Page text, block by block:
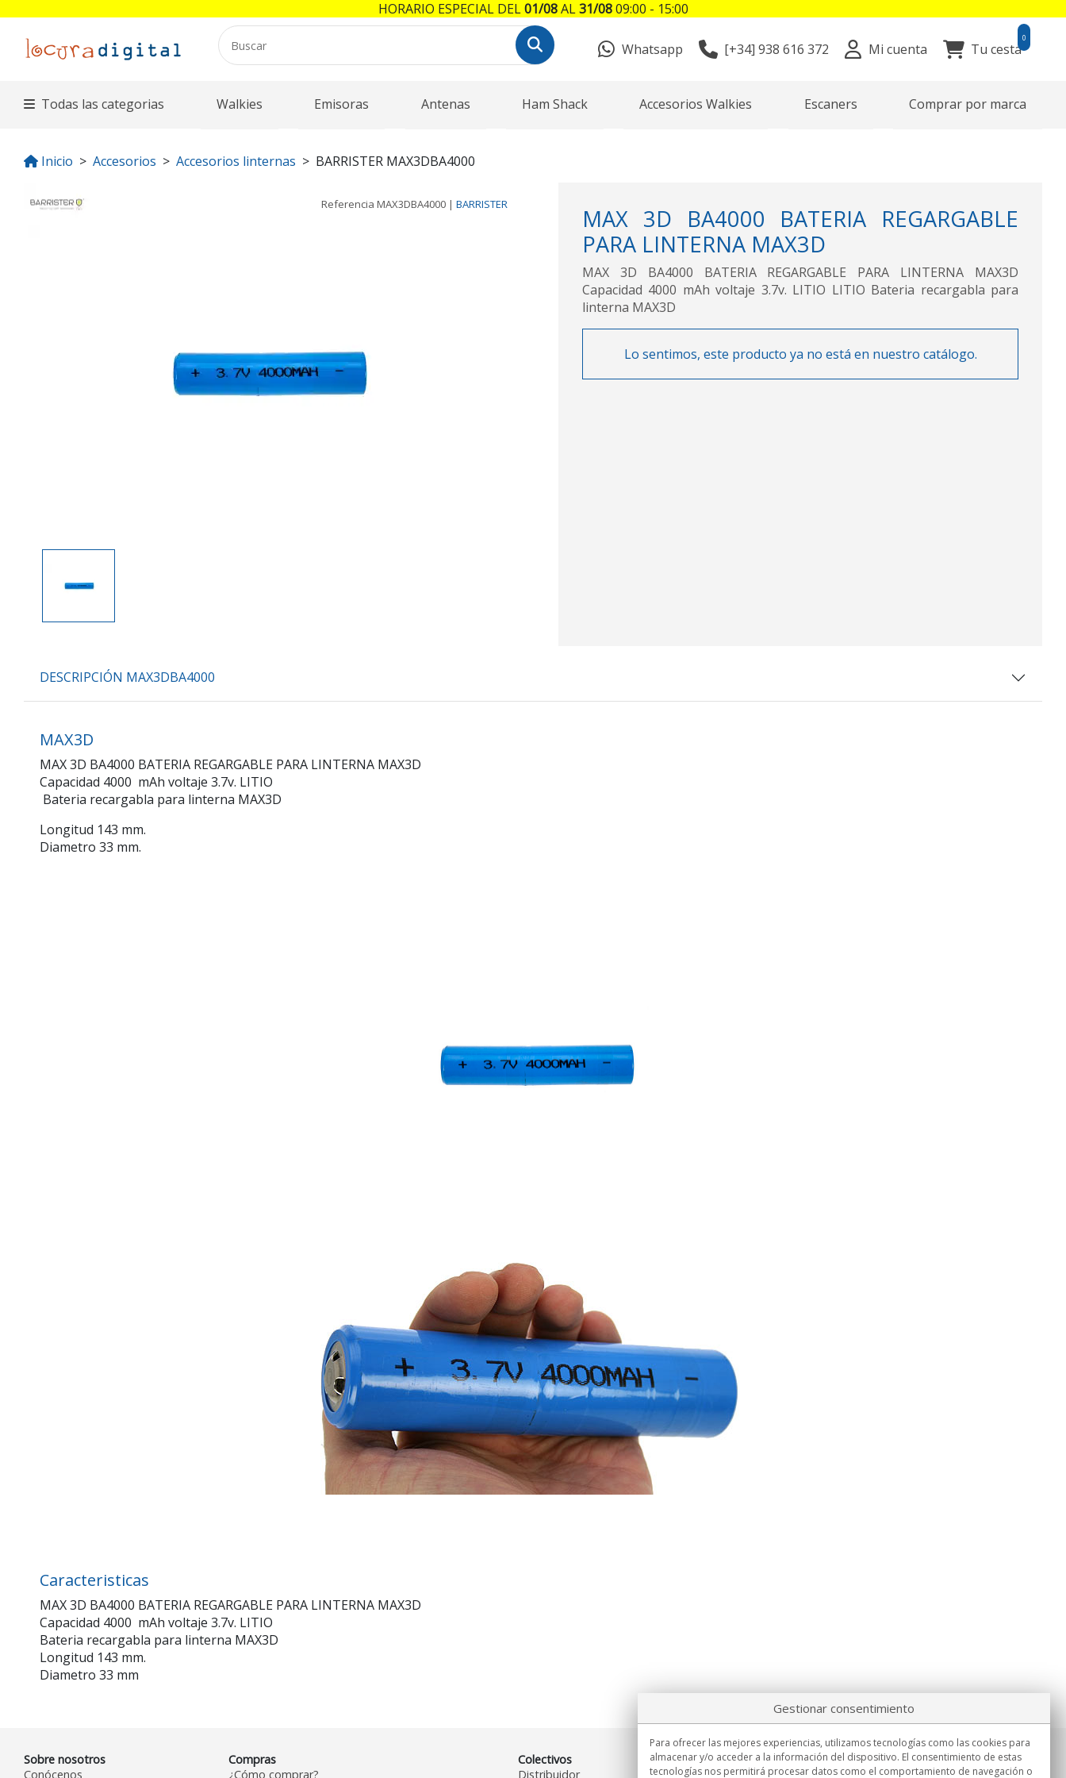
Whatsapp [+34] 938 616 372 Mi cuenta Tu cesta
0
Todas las categorias Walkies Emisoras Antenas Ham Shack Accesorios Walkies Escaners Comprar por marca
Inicio Accesorios Accesorios linternas BARRISTER MAX3DBA4000
Referencia MAX3DBA4000 | BARRISTER
MAX 3D BA4000 BATERIA REGARGABLE
PARA LINTERNA MAX3D
MAX 3D BA4000 BATERIA REGARGABLE PARA LINTERNA MAX3D
Capacidad 4000 mAh voltaje 3.7v. LITIO LITIO Bateria recargabla para
linterna MAX3D
Lo sentimos, este producto ya no está en nuestro catálogo.
DESCRIPCIÓN MAX3DBA4000
MAX3D
MAX 3D BA4000 BATERIA REGARGABLE PARA LINTERNA MAX3D
Capacidad 4000 mAh voltaje 3.7v. LITIO
Bateria recargabla para linterna MAX3D
Longitud 143 mm.
Diametro 33 mm.
Caracteristicas
MAX 3D BA4000 BATERIA REGARGABLE PARA LINTERNA MAX3D
Capacidad 4000 mAh voltaje 3.7v. LITIO
Bateria recargabla para linterna MAX3D
Longitud 143 mm.
Diametro 33 mm
Sobre nosotros
Conócenos
Compras
¿Cómo comprar?
Colectivos
Distribuidor
Información
Lu.-Vi. 9:00h - 15:00h.
Gestionar consentimiento
Para ofrecer las mejores experiencias, utilizamos tecnologías como las cookies para
almacenar y/o acceder a la información del dispositivo. El consentimiento de estas
tecnologías nos permitirá procesar datos como el comportamiento de navegación o
HORARIO ESPECIAL DEL01/08AL31/0809:00 - 15:00